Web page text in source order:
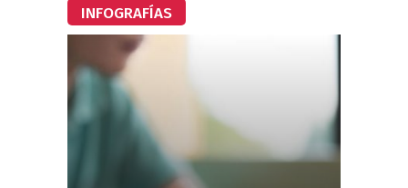
INFOGRAFÍAS